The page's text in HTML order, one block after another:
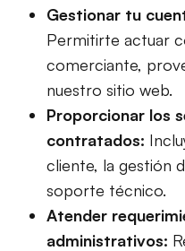
Gestionar tu
Permitirte actuar
comerciante,
nuestro sitio web.
Proporcionar los
contratados:
cliente, la gestión
soporte técnico.
Atender
administrativos: